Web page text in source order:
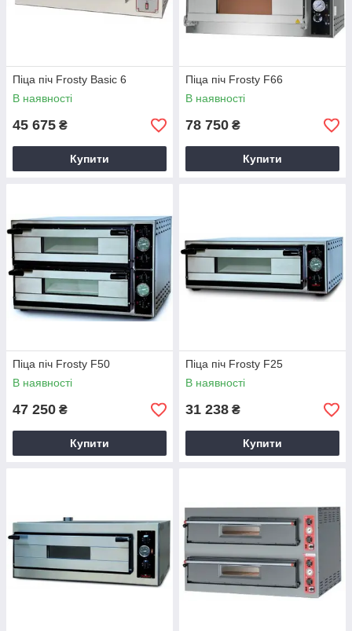
Піца піч Frosty Basic 6
В наявності
45 675 ₴
Купити
Піца піч Frosty F66
В наявності
78 750 ₴
Купити
Піца піч Frosty F50
В наявності
47 250 ₴
Купити
Піца піч Frosty F25
В наявності
31 238 ₴
Купити